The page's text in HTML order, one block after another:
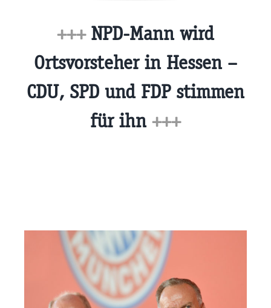
+++NPD-Mann wird
Ortsvorsteher in Hessen –
CDU, SPD und FDP stimmen
für ihn +++